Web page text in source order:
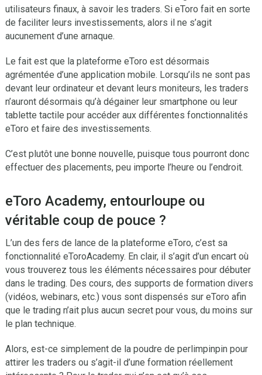
utilisateurs finaux, à savoir les traders. Si eToro fait en sorte
de faciliter leurs investissements, alors il ne s’agit
aucunement d’une arnaque.
Le fait est que la plateforme eToro est désormais
agrémentée d’une application mobile. Lorsqu’ils ne sont pas
devant leur ordinateur et devant leurs moniteurs, les traders
n’auront désormais qu’à dégainer leur smartphone ou leur
tablette tactile pour accéder aux différentes fonctionnalités
eToro et faire des investissements.
C’est plutôt une bonne nouvelle, puisque tous pourront donc
effectuer des placements, peu importe l’heure ou l’endroit.
eToro Academy, entourloupe ou
véritable coup de pouce ?
L’un des fers de lance de la plateforme eToro, c’est sa
fonctionnalité eToroAcademy. En clair, il s’agit d’un encart où
vous trouverez tous les éléments nécessaires pour débuter
dans le trading. Des cours, des supports de formation divers
(vidéos, webinars, etc.) vous sont dispensés sur eToro afin
que le trading n’ait plus aucun secret pour vous, du moins sur
le plan technique.
Alors, est-ce simplement de la poudre de perlimpinpin pour
attirer les traders ou s’agit-il d’une formation réellement